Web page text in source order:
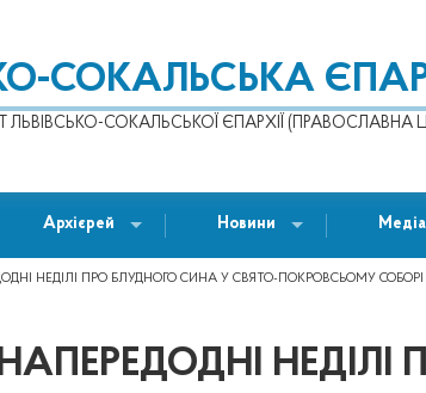
СОКАЛЬСЬКА
ЛЬВІВСЬКО-СОКАЛЬСЬКОЇ ЄПАРХІЇ (ПРАВОСЛАВНА
Архієрей Новини Медіа
НЕДІЛІ ПРО БЛУДНОГО СИНА У СВЯТО-ПОКРОВСЬОМУ
НАПЕРЕДОДНІ